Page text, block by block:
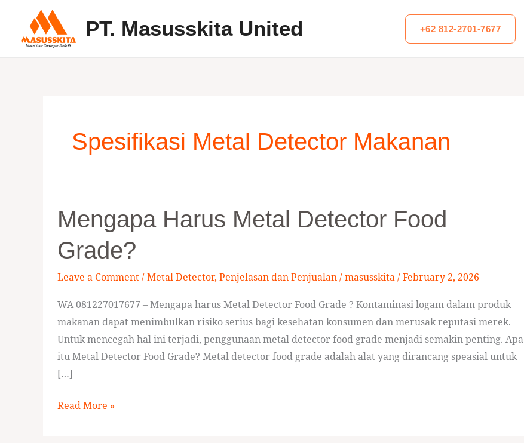
content
PT. Masusskita United +62 812-2701-7677
Spesifikasi Metal Detector Makanan
Mengapa Harus Metal Detector Food
Grade?
Leave a Comment/Metal Detector, Penjelasan dan Penjualan/masusskita/February 2, 2026
WA 081227017677 – Mengapa harus Metal Detector Food Grade ? Kontaminasi logam dalam produk
makanan dapat menimbulkan risiko serius bagi kesehatan konsumen dan merusak reputasi merek.
Untuk mencegah hal ini terjadi, penggunaan metal detector food grade menjadi semakin penting. Apa
itu Metal Detector Food Grade? Metal detector food grade adalah alat yang dirancang speasial untuk
[…]
harus
Metal
Detector
Grade?
Read More »